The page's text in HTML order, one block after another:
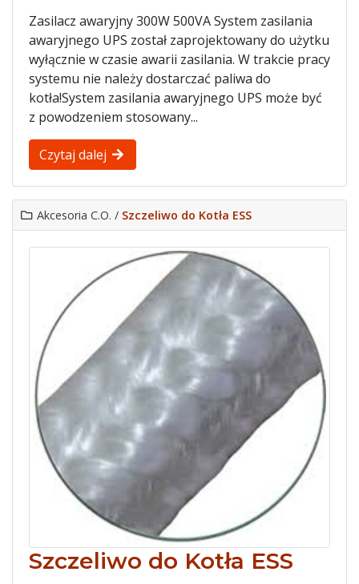
Zasilacz awaryjny 300W 500VA System zasilania
awaryjnego UPS został zaprojektowany do użytku
wyłącznie w czasie awarii zasilania. W trakcie pracy
systemu nie należy dostarczać paliwa do
kotła!System zasilania awaryjnego UPS może być
z powodzeniem stosowany...
Czytaj dalej
Akcesoria C.O. / Szczeliwo do Kotła ESS
Szczeliwo do Kotła ESS